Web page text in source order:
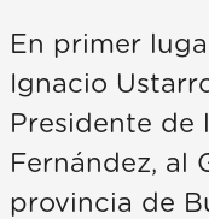
En primer
Ignacio
Presidente de
Fernández, al
provincia de